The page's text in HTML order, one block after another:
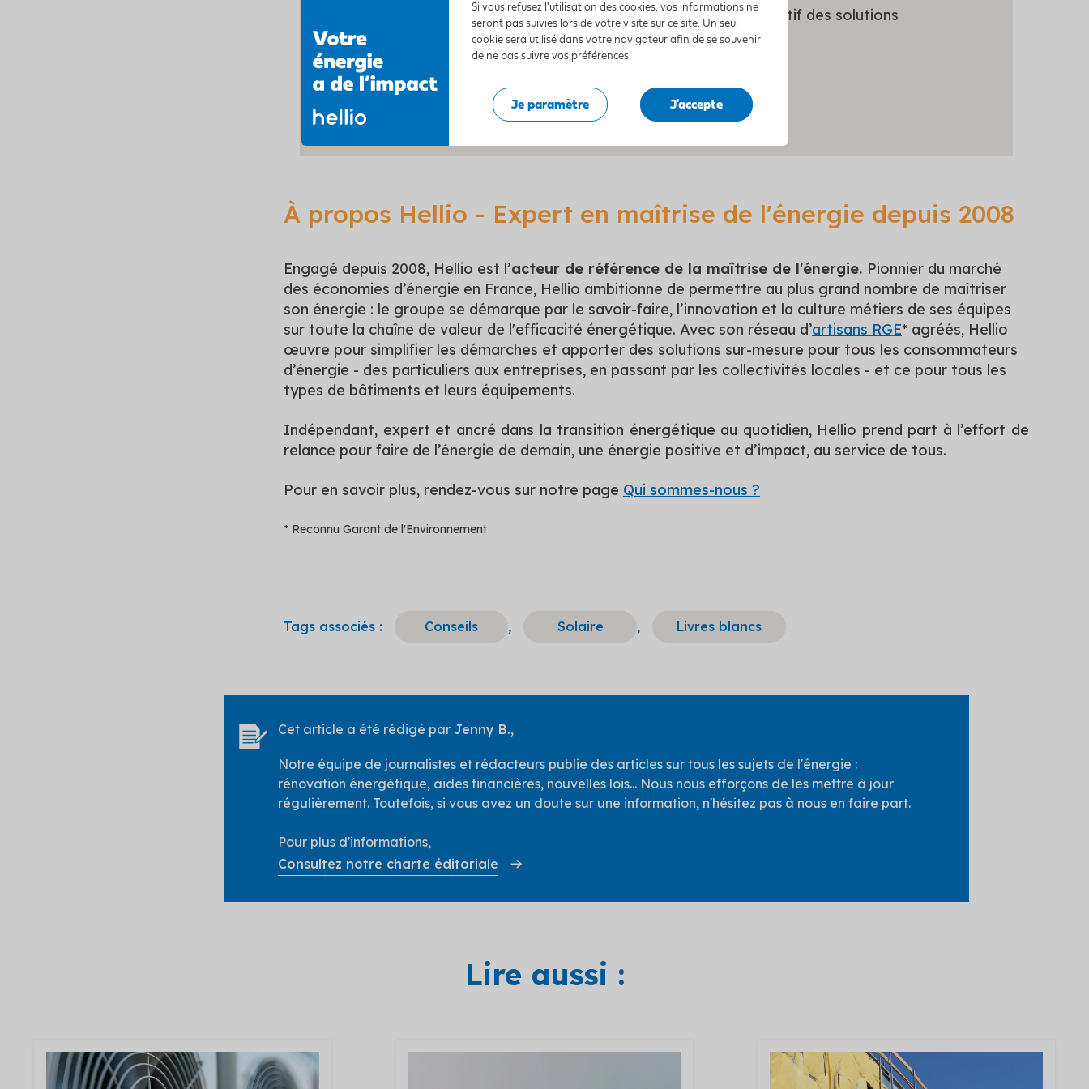
Si vous refusez l'utilisation des cookies, vos informations ne
seront pas suivies lors de votre visite sur ce site. Un seul
cookie sera utilisé dans votre navigateur afin de se souvenir
de ne pas suivre vos préférences.
Je paramètre J'accepte
Revente, stockage physique ou batterie virtuelle : comparatif des solutions
Études de cas
Conclusion
À propos Hellio - Expert en maîtrise de l'énergie depuis 2008
Engagé depuis 2008, Hellio est l’acteur de référence de la maîtrise de l'énergie. Pionnier du marché
des économies d’énergie en France, Hellio ambitionne de permettre au plus grand nombre de maîtriser
son énergie : le groupe se démarque par le savoir-faire, l’innovation et la culture métiers de ses équipes
sur toute la chaîne de valeur de l'efficacité énergétique. Avec son réseau d’artisans RGE* agréés, Hellio
œuvre pour simplifier les démarches et apporter des solutions sur-mesure pour tous les consommateurs
d’énergie - des particuliers aux entreprises, en passant par les collectivités locales - et ce pour tous les
types de bâtiments et leurs équipements.
Indépendant, expert et ancré dans la transition énergétique au quotidien, Hellio prend part à l’effort de
relance pour faire de l’énergie de demain, une énergie positive et d’impact, au service de tous.
Pour en savoir plus, rendez-vous sur notre page Qui sommes-nous ?
* Reconnu Garant de l'Environnement
Tags associés : Conseils , Solaire , Livres blancs
Cet article a été rédigé par Jenny B.,
Notre équipe de journalistes et rédacteurs publie des articles sur tous les sujets de l'énergie :
rénovation énergétique, aides financières, nouvelles lois... Nous nous efforçons de les mettre à jour
régulièrement. Toutefois, si vous avez un doute sur une information, n'hésitez pas à nous en faire part.
Pour plus d'informations,
Consultez notre charte éditoriale
Lire aussi :